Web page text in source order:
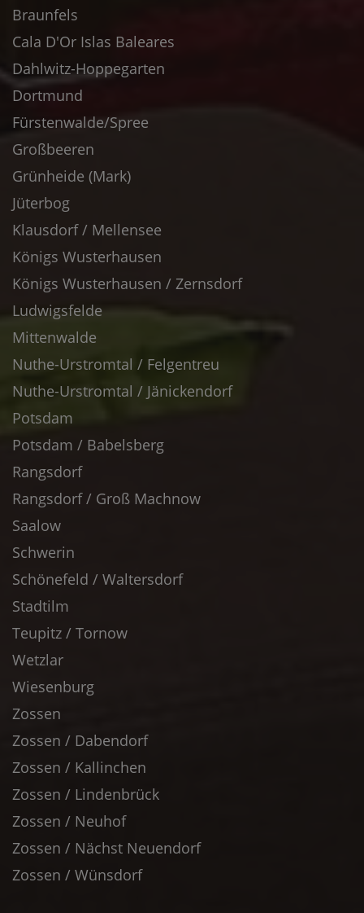
Braunfels
Cala D'Or Islas Baleares
Dahlwitz-Hoppegarten
Dortmund
Fürstenwalde/Spree
Großbeeren
Grünheide (Mark)
Jüterbog
Klausdorf / Mellensee
Königs Wusterhausen
Königs Wusterhausen / Zernsdorf
Ludwigsfelde
Mittenwalde
Nuthe-Urstromtal / Felgentreu
Nuthe-Urstromtal / Jänickendorf
Potsdam
Potsdam / Babelsberg
Rangsdorf
Rangsdorf / Groß Machnow
Saalow
Schwerin
Schönefeld / Waltersdorf
Stadtilm
Teupitz / Tornow
Wetzlar
Wiesenburg
Zossen
Zossen / Dabendorf
Zossen / Kallinchen
Zossen / Lindenbrück
Zossen / Neuhof
Zossen / Nächst Neuendorf
Zossen / Wünsdorf